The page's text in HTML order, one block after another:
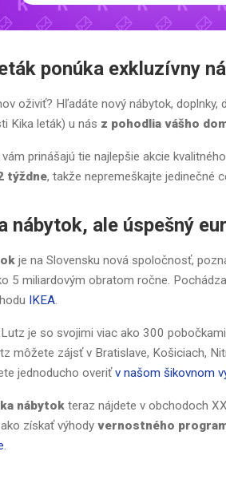
ponúka exkluzívny
oživiť? Hľadáte nový nábytok,
Kika leták) u nás z pohodlia vášho
prinášajú tie najlepšie akcie kvalitného
týždne, takže nepremeškajte jedinečné
nábytok, ale úspešný
je na Slovensku nová spoločnosť,
5 miliardovým obratom ročne.
IKEA.
je so svojimi viac ako 300
môžete zájsť v Bratislave, Košiciach,
jednoducho overiťv našom šikovnom
nábytok teraz nájdete v obchodoch
získať výhody vernostného
.